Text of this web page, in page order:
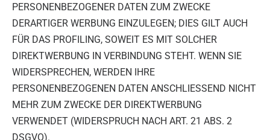
PERSONENBEZOGENER DATEN ZUM ZWECKE
DERARTIGER WERBUNG EINZULEGEN; DIES GILT AUCH
FÜR DAS PROFILING, SOWEIT ES MIT SOLCHER
DIREKTWERBUNG IN VERBINDUNG STEHT. WENN SIE
WIDERSPRECHEN, WERDEN IHRE
PERSONENBEZOGENEN DATEN ANSCHLIESSEND NICHT
MEHR ZUM ZWECKE DER DIREKTWERBUNG
VERWENDET (WIDERSPRUCH NACH ART. 21 ABS. 2
DSGVO).